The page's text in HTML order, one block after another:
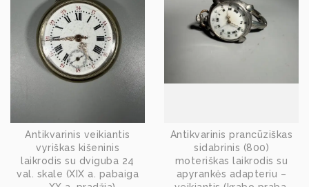
Antikvarinis veikiantis
vyriškas kišeninis
laikrodis su dviguba 24
val. skale (XIX a. pabaiga
Antikvarinis prancūziškas
sidabrinis (800)
moteriškas laikrodis su
apyrankės adapteriu –